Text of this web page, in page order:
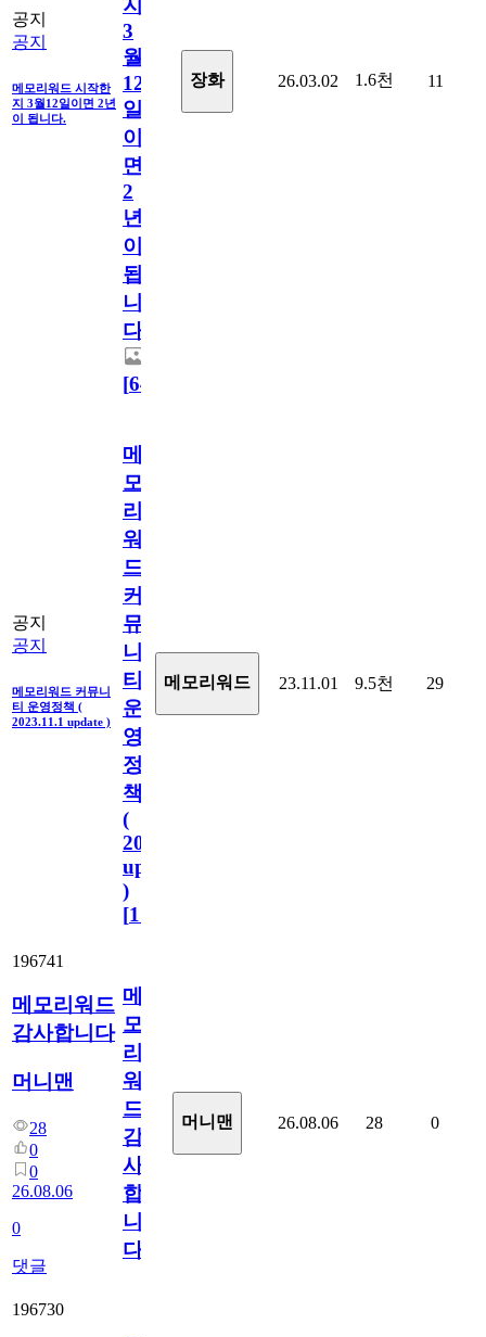
공지
공지
메모리워드 시작한
지 3월12일이면 2년
이 됩니다.
지
3
월
12
일
이
면
2
년
이
됩
니
다.
[64
장화 26.03.02 1.6천 11
공지
공지
메모리워드 커뮤니
티 운영정책 (
2023.11.1 update )
메
모
리
워
드
커
뮤
니
티
운
영
정
책
(
2023.11.1
update
)
[110
메모리워드 23.11.01 9.5천 29
196741
메모리워드
감사합니다
머니맨
28
0
0
26.08.06
0
댓글
메
모
리
워
드
감
사
합
니
다
머니맨 26.08.06 28 0
196730